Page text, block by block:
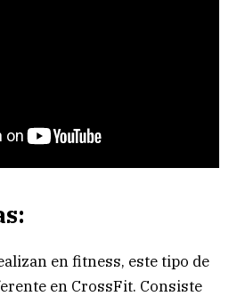
en fitness, este tipo de
en CrossFit. Consiste